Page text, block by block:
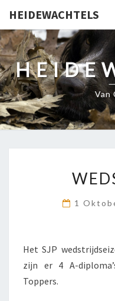
HEIDEWACHTELS
Van
1
Het SJP
zijn er 4 A-
Toppers.